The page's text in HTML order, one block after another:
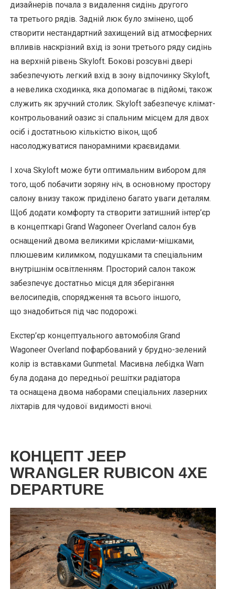
дизайнерів почала з видалення сидінь другого
та третього рядів. Задній люк було змінено, щоб
створити нестандартний захищений від атмосферних
впливів наскрізний вхід із зони третього ряду сидінь
на верхній рівень Skyloft. Бокові розсувні двері
забезпечують легкий вхід в зону відпочинку Skyloft,
а невелика сходинка, яка допомагає в підйомі, також
служить як зручний столик. Skyloft забезпечує клімат-
контрольований оазис зі спальним місцем для двох
осіб і достатньою кількістю вікон, щоб
насолоджуватися панорамними краєвидами.
І хоча Skyloft може бути оптимальним вибором для
того, щоб побачити зоряну ніч, в основному простору
салону внизу також приділено багато уваги деталям.
Щоб додати комфорту та створити затишний інтер’єр
в концепткарі Grand Wagoneer Overland салон був
оснащений двома великими кріслами-мішками,
плюшевим килимком, подушками та спеціальним
внутрішнім освітленням. Просторий салон також
забезпечує достатньо місця для зберігання
велосипедів, спорядження та всього іншого,
що знадобиться під час подорожі.
Екстер’єр концептуального автомобіля Grand
Wagoneer Overland пофарбований у брудно-зелений
колір із вставками Gunmetal. Масивна лебідка Warn
була додана до передньої решітки радіатора
та оснащена двома наборами спеціальних лазерних
ліхтарів для чудової видимості вночі.
КОНЦЕПТ JEEP
WRANGLER RUBICON 4XE
DEPARTURE